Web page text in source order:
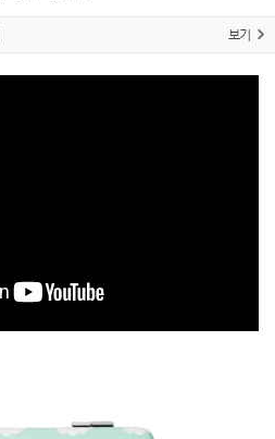
보기